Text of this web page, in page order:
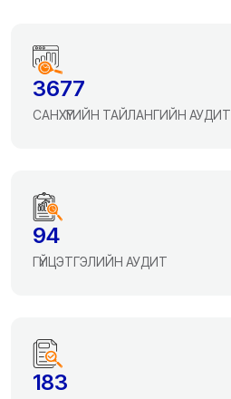
3677
САНХҮҮГИЙН ТАЙЛАНГИЙН АУДИТ
94
ГҮЙЦЭТГЭЛИЙН АУДИТ
183